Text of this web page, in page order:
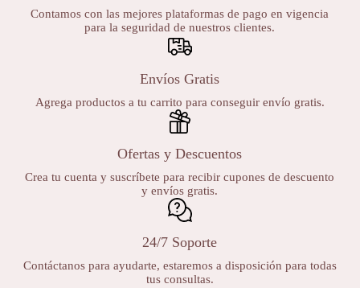
Contamos con las mejores plataformas de pago en vigencia
para la seguridad de nuestros clientes.
Envíos Gratis
Agrega productos a tu carrito para conseguir envío gratis.
Ofertas y Descuentos
Crea tu cuenta y suscríbete para recibir cupones de descuento
y envíos gratis.
24/7 Soporte
Contáctanos para ayudarte, estaremos a disposición para todas
tus consultas.